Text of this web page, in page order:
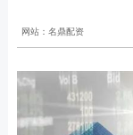
网站：名鼎配资